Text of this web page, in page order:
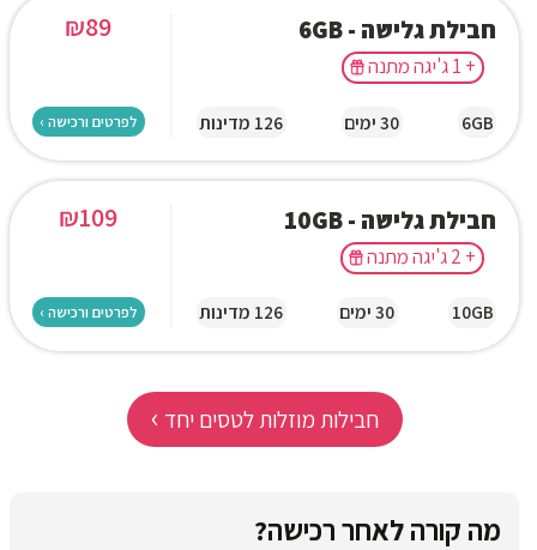
חבילת גלישה - 6GB
+ 1 ג'יגה מתנה
6GB 30 ימים 126 מדינות
₪89
לפרטים ורכישה ›
חבילת גלישה - 10GB
+ 2 ג'יגה מתנה
10GB 30 ימים 126 מדינות
₪109
לפרטים ורכישה ›
חבילות מוזלות לטסים יחד ›
מה קורה לאחר רכישה?